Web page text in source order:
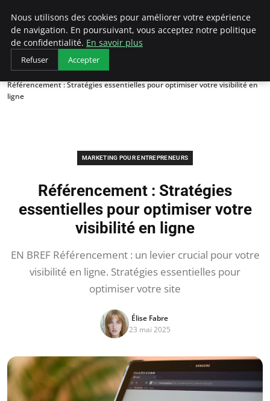
LECFCM
Accueil
Marketing pour entrepreneurs
Référencement : Stratégies essentielles pour optimiser votre visibilité en
ligne
MARKETING POUR ENTREPRENEURS
Référencement : Stratégies
essentielles pour optimiser votre
visibilité en ligne
EN BREF Référencement : un levier crucial pour votre
visibilité en ligne. Stratégies essentielles pour
optimiser votre site
Élise Fabre
23 mai 2025
Nous utilisons des cookies pour améliorer votre expérience
de navigation. En poursuivant, vous acceptez notre politique
de confidentialité. En savoir plus
Refuser Accepter